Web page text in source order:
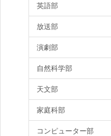
英語部
放送部
演劇部
自然科学部
天文部
家庭科部
コンピューター部